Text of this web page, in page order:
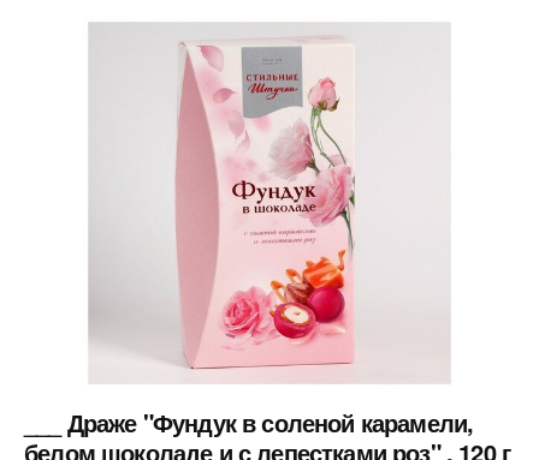
___ Драже "Фундук в соленой карамели,
белом шоколаде и с лепестками роз" , 120 г